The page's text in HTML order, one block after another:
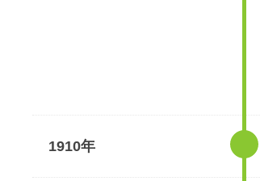
1910年